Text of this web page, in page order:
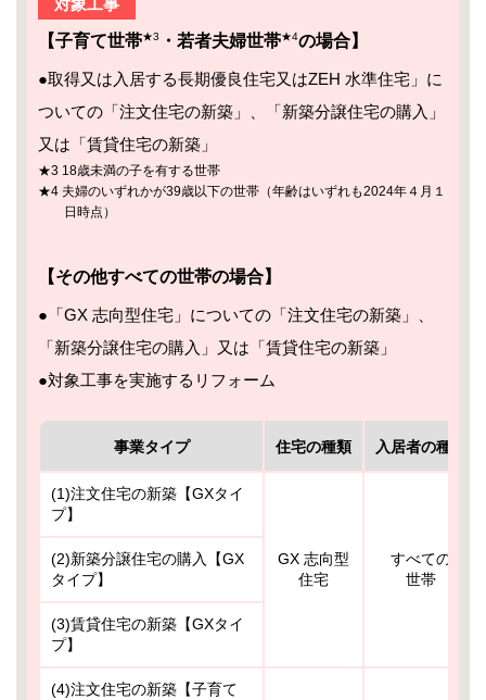
対象工事
【子育て世帯★3 ・若者夫婦世帯★4の場合】
●取得又は入居する長期優良住宅又はZEH 水準住宅」に
ついての「注文住宅の新築」、「新築分譲住宅の購入」
又は「賃貸住宅の新築」
★3 18歳未満の子を有する世帯
★4 夫婦のいずれかが39歳以下の世帯（年齢はいずれも2024年４月１
日時点）
【その他すべての世帯の場合】
●「GX 志向型住宅」についての「注文住宅の新築」、
「新築分譲住宅の購入」又は「賃貸住宅の新築」
●対象工事を実施するリフォーム
事業タイプ 住宅の種類 入居者の種類
(1)注文住宅の新築【GXタイ
プ】
GX 志向型
住宅
すべての
世帯
(2)新築分譲住宅の購入【GX
タイプ】
(3)賃貸住宅の新築【GXタイ
プ】
(4)注文住宅の新築【子育て